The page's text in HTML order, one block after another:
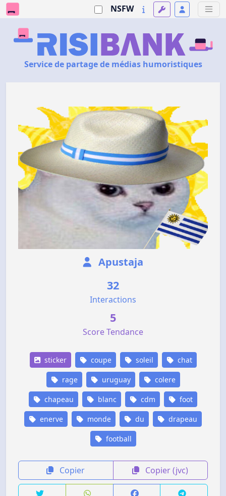
NSFW
Service de partage de médias humoristiques
Apustaja
32
Interactions
5
Score Tendance
sticker coupe soleil chat
rage uruguay colere
chapeau blanc cdm foot
enerve monde du drapeau
football
Copier Copier (jvc)